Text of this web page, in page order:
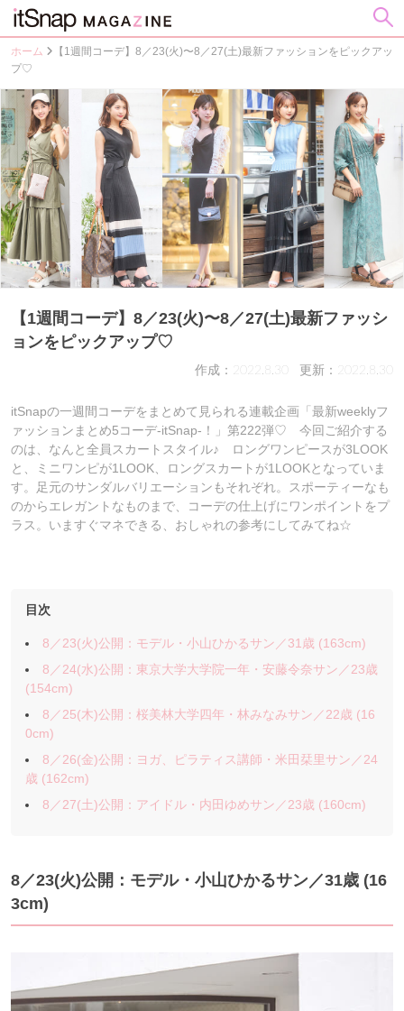
ホーム
【1週間コーデ】8／23(火)〜8／27(土)最新ファッションをピックアッ
プ♡
【1週間コーデ】8／23(火)〜8／27(土)最新ファッシ
ョンをピックアップ♡
作成：2022.8.30 更新：2022.8.30
itSnapの一週間コーデをまとめて見られる連載企画「最新weeklyフ
ァッションまとめ5コーデ-itSnap-！」第222弾♡ 今回ご紹介する
のは、なんと全員スカートスタイル♪ ロングワンピースが3LOOK
と、ミニワンピが1LOOK、ロングスカートが1LOOKとなっていま
す。足元のサンダルバリエーションもそれぞれ。スポーティーなも
のからエレガントなものまで、コーデの仕上げにワンポイントをプ
ラス。いますぐマネできる、おしゃれの参考にしてみてね☆
目次
8／23(火)公開：モデル・小山ひかるサン／31歳 (163cm)
8／24(水)公開：東京大学大学院一年・安藤令奈サン／23歳
(154cm)
8／25(木)公開：桜美林大学四年・林みなみサン／22歳 (16
0cm)
8／26(金)公開：ヨガ、ピラティス講師・米田栞里サン／24
歳 (162cm)
8／27(土)公開：アイドル・内田ゆめサン／23歳 (160cm)
8／23(火)公開：モデル・小山ひかるサン／31歳 (16
3cm)